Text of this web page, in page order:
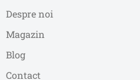
Despre noi
Magazin
Blog
Contact